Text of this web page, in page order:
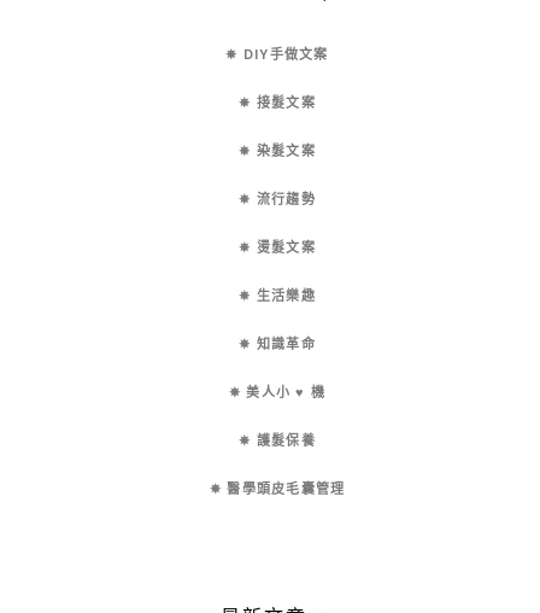
✵ DIY手做文案
✵ 接髮文案
✵ 染髮文案
✵ 流行趨勢
✵ 燙髮文案
✵ 生活樂趣
✵ 知識革命
✵ 美人小 ♥ 機
✵ 護髮保養
✵ 醫學頭皮毛囊管理